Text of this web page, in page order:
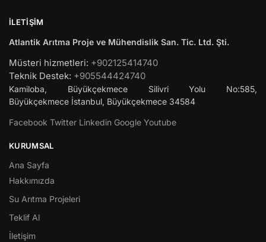
İLETIŞIM
Atlantik Arıtma Proje ve Mühendislik San. Tic. Ltd. Şti.
Müsteri hizmetleri: +902125414740
Teknik Destek: +905544424740
Kamiloba, Büyükçekmece Silivri Yolu No:585,
Büyükçekmece İstanbul, Büyükçekmece 34584
Facebook Twitter Linkedin Google Youtube
KURUMSAL
Ana Sayfa
Hakkımızda
Su Arıtma Projeleri
Teklif Al
İletişim